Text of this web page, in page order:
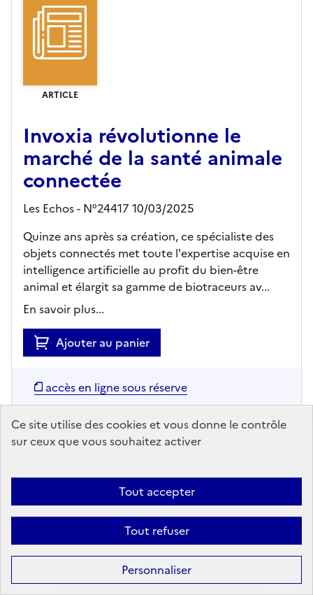
Ce site utilise des cookies et vous donne le contrôle
sur ceux que vous souhaitez activer
Tout accepter
Tout refuser
Personnaliser
ARTICLE
Invoxia révolutionne le
marché de la santé animale
connectée
Les Echos - N°24417 10/03/2025
Quinze ans après sa création, ce spécialiste des
objets connectés met toute l'expertise acquise en
intelligence artificielle au profit du bien-être
animal et élargit sa gamme de biotraceurs av...
En savoir plus...
Ajouter au panier
accès en ligne sous réserve
ARTICLE
Quel pourrait être l'avenir